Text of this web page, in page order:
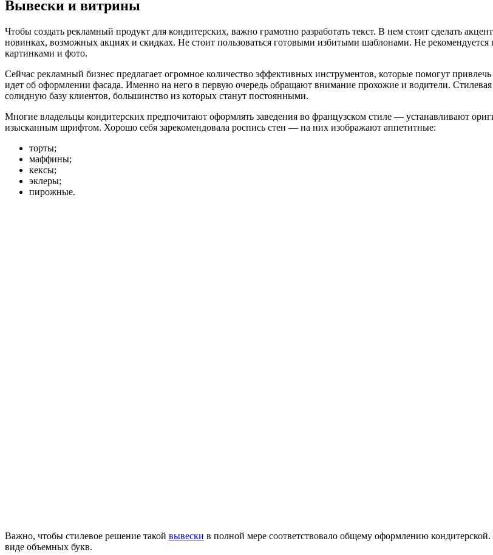
Вывески и витрины
Чтобы создать рекламный продукт для кондитерских, важно грамотно разработать текст. В нем стоит сделать
новинках, возможных акциях и скидках. Не стоит пользоваться готовыми избитыми шаблонами. Не
картинками и фото.
Сейчас рекламный бизнес предлагает огромное количество эффективных инструментов, которые помогут
идет об оформлении фасада. Именно на него в первую очередь обращают внимание прохожие и водители.
солидную базу клиентов, большинство из которых станут постоянными.
Многие владельцы кондитерских предпочитают оформлять заведения во французском стиле — устанавливают
изысканным шрифтом. Хорошо себя зарекомендовала роспись стен — на них изображают аппетитные:
торты;
маффины;
кексы;
эклеры;
пирожные.
Важно, чтобы стилевое решение такой вывески в полной мере соответствовало общему оформлению
виде объемных букв.